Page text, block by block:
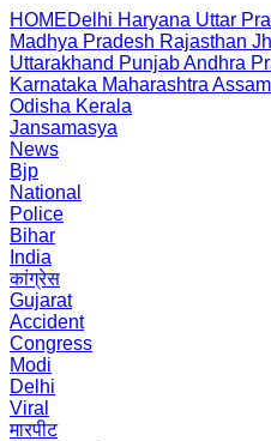
HOMEDelhi Haryana Uttar
Madhya Pradesh Rajasthan
Uttarakhand PunjabAndhra
Karnataka Maharashtra Assam
Odisha Kerala
Jansamasya
News
Bjp
National
Police
Bihar
India
कांग्रेस
Gujarat
Accident
Congress
Modi
Delhi
Viral
मारपीट